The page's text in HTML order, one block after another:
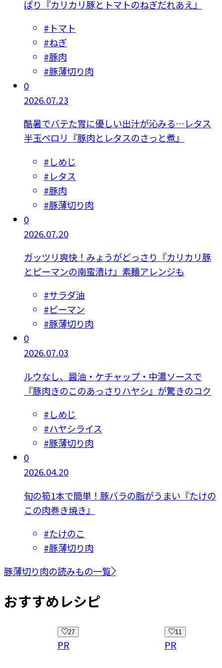
ぱり『カリカリ豚とトマトのねぎだれあえ』
# トマト
#ねぎ
#豚肉
#豚薄切り肉
0
2026.07.23
酷暑でバテた胃に優しい出汁が沁みる…レタス
半玉ペロリ『豚肉とレタスのさっと煮』
#しめじ
#レタス
#豚肉
#豚薄切り肉
0
2026.07.20
ガッツリ爽快！みょうがどっさり『カリカリ豚
とピーマンの南蛮漬け』素麺アレンジも
#サラダ油
#ピーマン
#豚薄切り肉
0
2026.07.03
ルウなし、醤油・ケチャップ・中濃ソースで
『豚肉きのこのあっさりハヤシ』が驚きのコク
#しめじ
#ハヤシライス
#豚薄切り肉
0
2026.04.20
旬の筍1本で簡単！豚バラの脂がうまい『たけの
この肉巻き焼き』
#たけのこ
#豚薄切り肉
豚薄切り肉の読みもの一覧
おすすめレシピ